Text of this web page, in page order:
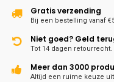
Gratis verzending
Bij een bestelling vanaf
Niet goed? Geld
Tot 14 dagen retourrecht.
Meer dan 3000
Altijd een ruime keuze